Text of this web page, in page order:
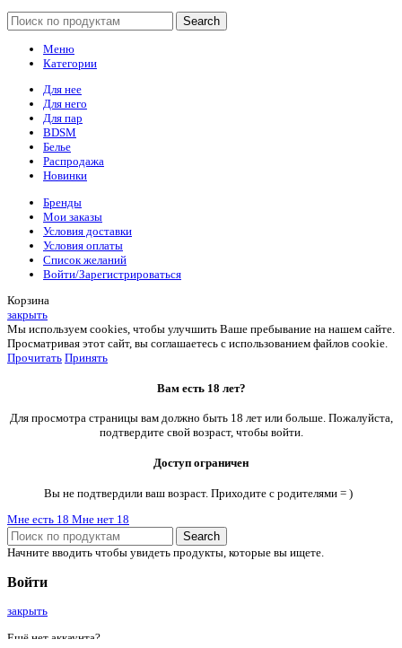
Search
Меню
Категории
Для нее
Для него
Для пар
BDSM
Белье
Распродажа
Новинки
Бренды
Мои заказы
Условия доставки
Условия оплаты
Список желаний
Войти/Зарегистрироваться
Корзина
закрыть
Мы используем cookies, чтобы улучшить Ваше пребывание на нашем сайте.
Просматривая этот сайт, вы соглашаетесь с использованием файлов cookie.
Прочитать Принять
Вам есть 18 лет?
Для просмотра страницы вам должно быть 18 лет или больше. Пожалуйста,
подтвердите свой возраст, чтобы войти.
Доступ ограничен
Вы не подтвердили ваш возраст. Приходите с родителями = )
Мне есть 18 Мне нет 18
Search
Начните вводить чтобы увидеть продукты, которые вы ищете.
Войти
закрыть
Ещё нет аккаунта?